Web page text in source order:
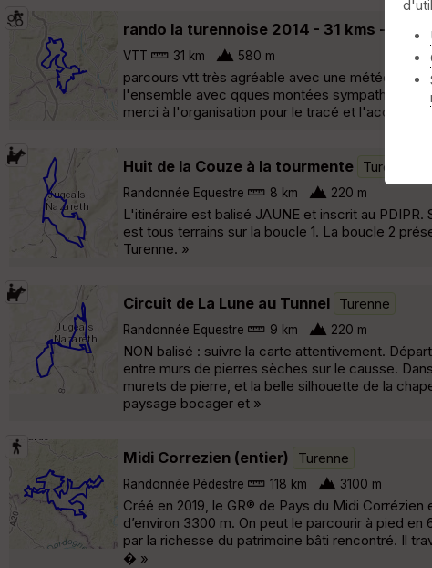
rando la turennoise 2014 - 31 kms -
VTT 31 km 580 m
parcours vtt très agréable avec une météo
l'ensemble avec qques montées sympathiques.
merci à l'organisation pour le tracé et l'acceuil »
Huit de la Couze à la tourmente Turenne
Randonnée Equestre 8 km 220 m
L'itinéraire est balisé JAUNE et inscrit au
est tous terrains sur la boucle 1. La boucle 2
Turenne. »
Circuit de La Lune au Tunnel Turenne
Randonnée Equestre 9 km 220 m
NON balisé : suivre la carte attentivement.
entre murs de pierres sèches sur le causse.
murets de pierre, et la belle silhouette de la
paysage bocager et »
Midi Correzien (entier) Turenne
Randonnée Pédestre 118 km 3100 m
Créé en 2019, le GR® de Pays du Midi
d’environ 3300 m. On peut le parcourir à pied
par la richesse du patrimoine bâti rencontré. Il
� »